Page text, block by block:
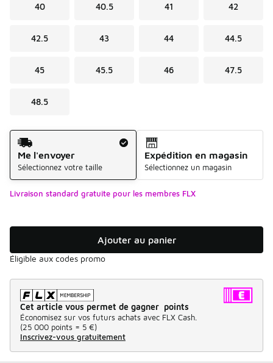
40 40.5 41 42
42.5 43 44 44.5
45 45.5 46 47.5
48.5
Mode d'expédition
Me l'envoyer
Sélectionnez votre taille
Expédition en magasin
Sélectionnez un magasin
Livraison standard gratuite pour les membres FLX
Ajouter au panier
Éligible aux codes promo
Cet article vous permet de gagner points
Économisez sur vos futurs achats avec FLX Cash.
(25 000 points = 5 €)
Inscrivez-vous gratuitement